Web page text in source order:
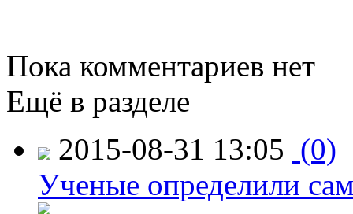
Пока комментариев нет
Ещё в разделе
2015-08-31 13:05 (0)
Ученые определили